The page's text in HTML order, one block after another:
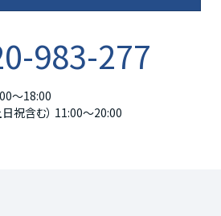
983-277
～18:00
日祝含む） 11:00～20:00